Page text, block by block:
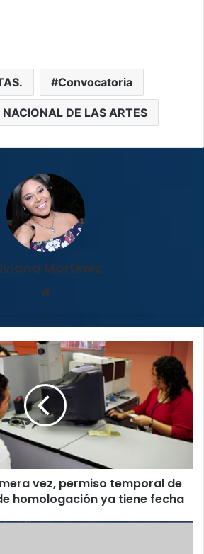
Convocatoria
NACIONAL DE LAS ARTES
Martinez
vez, permiso temporal de
homologación ya tiene fecha